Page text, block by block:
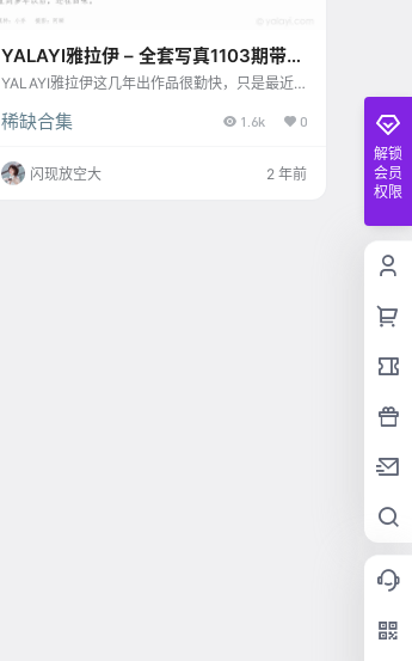
YALAYI雅拉伊 – 全套写真1103期带视
频160期[487G]
YALAYI雅拉伊这几年出作品很勤快，只是最近
美的写真配上颇具创意还很美的方案，那是一股
3] [YALAYI雅拉伊]2024.04.24 NO.1119 紫罗兰
[34+1P／198MB] [YALAYI雅拉伊]2024.04.19
稀缺合集 1.6k 0
闪现放空大 2 年前
解锁
会员
权限